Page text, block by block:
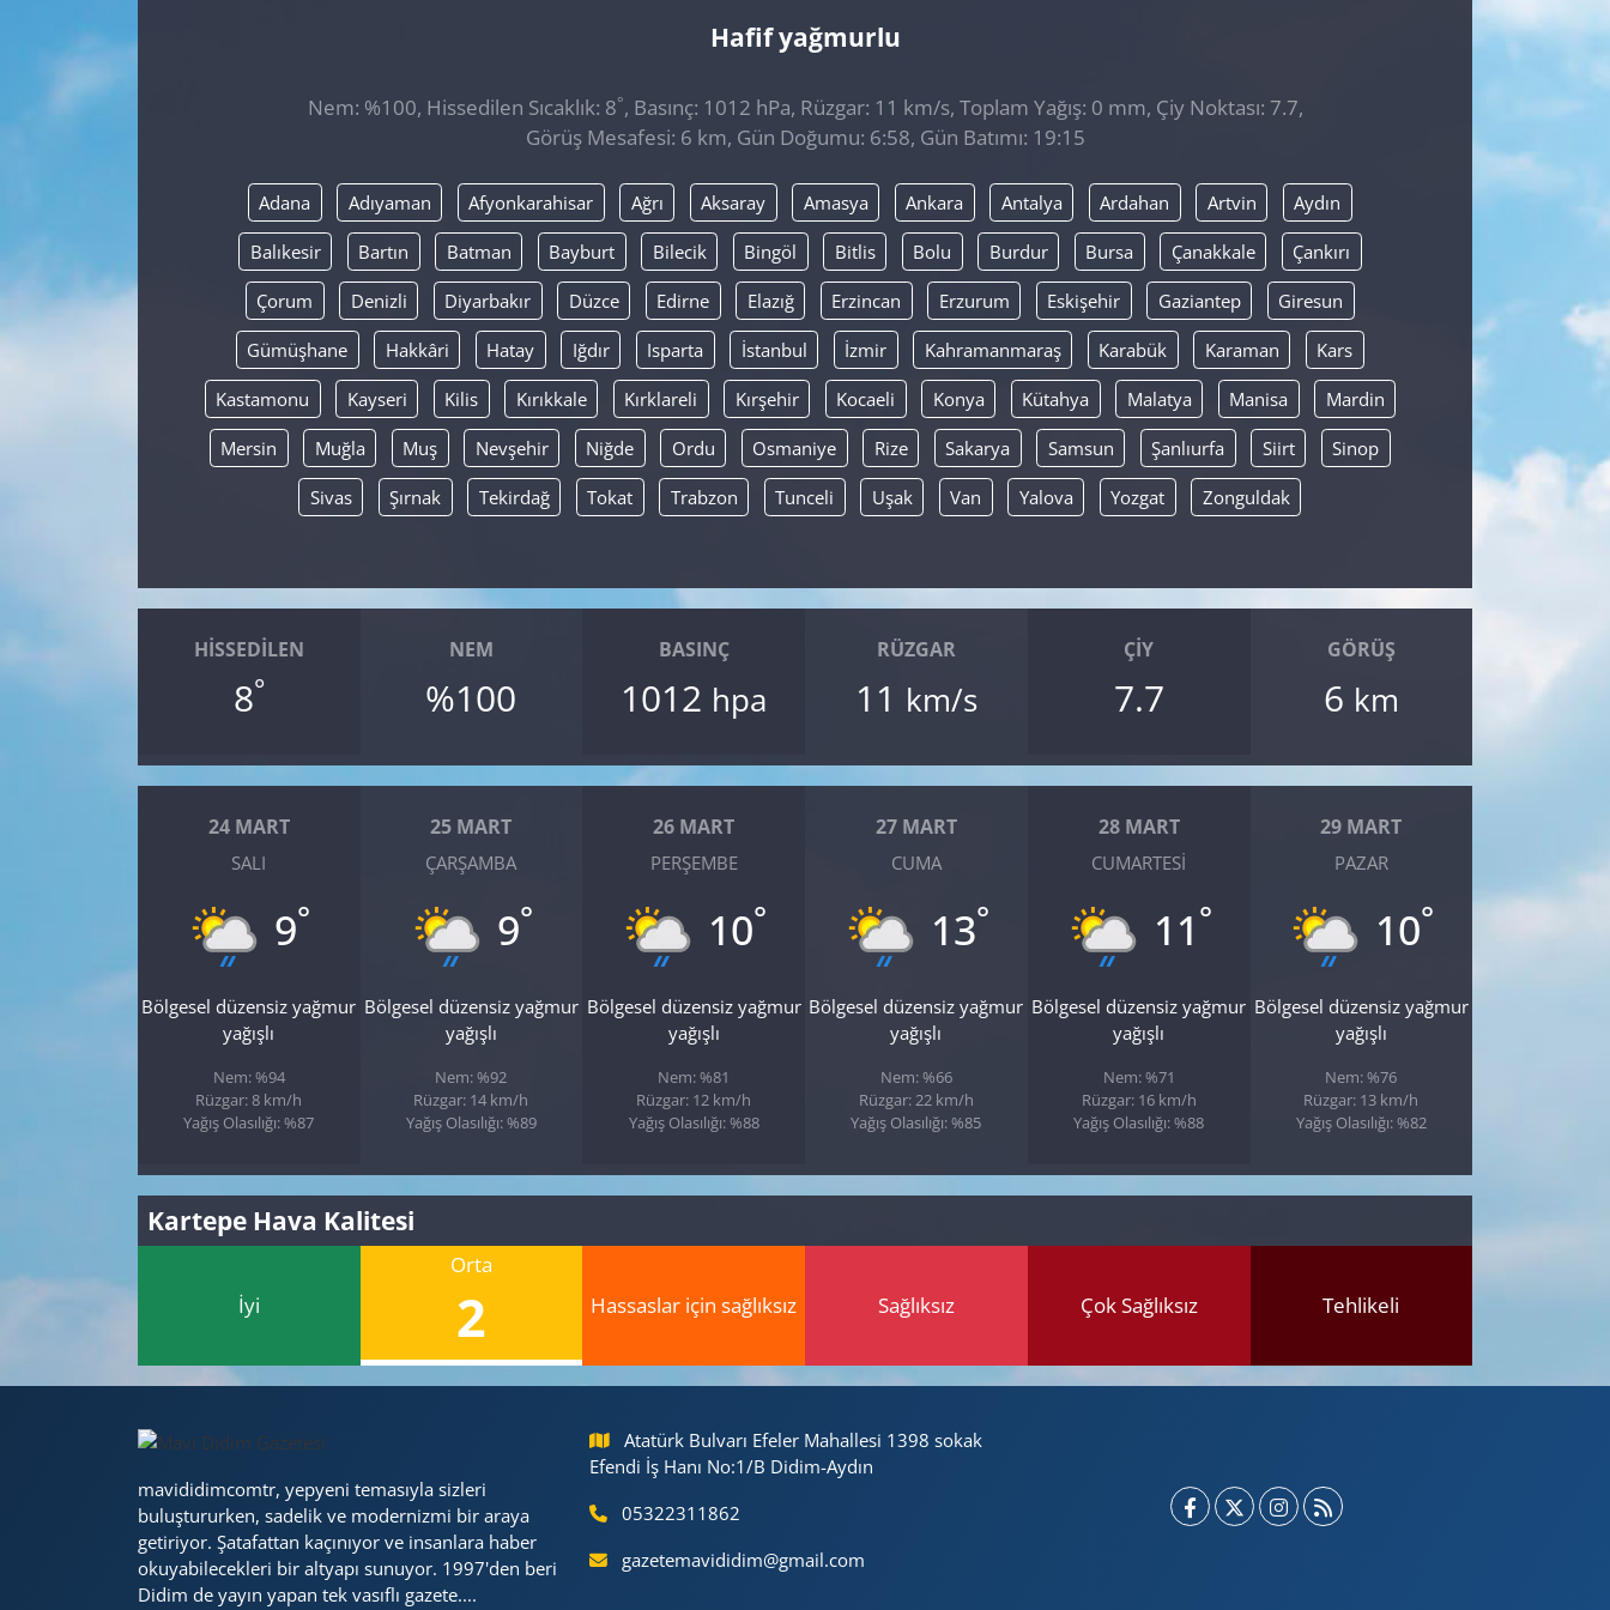
Hafif yağmurlu
Nem: %100, Hissedilen Sıcaklık: 8°, Basınç: 1012 hPa, Rüzgar: 11 km/s, Toplam Yağış: 0 mm, Çiy Noktası: 7.7,
Görüş Mesafesi: 6 km, Gün Doğumu: 6:58, Gün Batımı: 19:15
Adana Adıyaman Afyonkarahisar Ağrı Aksaray Amasya Ankara Antalya Ardahan Artvin Aydın
Balıkesir Bartın Batman Bayburt Bilecik Bingöl Bitlis Bolu Burdur Bursa Çanakkale Çankırı
Çorum Denizli Diyarbakır Düzce Edirne Elazığ Erzincan Erzurum Eskişehir Gaziantep Giresun
Gümüşhane Hakkâri Hatay Iğdır Isparta İstanbul İzmir Kahramanmaraş Karabük Karaman Kars
Kastamonu Kayseri Kilis Kırıkkale Kırklareli Kırşehir Kocaeli Konya Kütahya Malatya Manisa Mardin
Mersin Muğla Muş Nevşehir Niğde Ordu Osmaniye Rize Sakarya Samsun Şanlıurfa Siirt Sinop
Sivas Şırnak Tekirdağ Tokat Trabzon Tunceli Uşak Van Yalova Yozgat Zonguldak
HISSEDILEN
8°
NEM
%100
BASINÇ
1012 hpa
RÜZGAR
11 km/s
ÇIY
7.7
GÖRÜŞ
6 km
24 MART
SALI
9°
Bölgesel düzensiz yağmur
yağışlı
Nem: %94
Rüzgar: 8 km/h
Yağış Olasılığı: %87
25 MART
ÇARŞAMBA
9°
Bölgesel düzensiz yağmur
yağışlı
Nem: %92
Rüzgar: 14 km/h
Yağış Olasılığı: %89
26 MART
PERŞEMBE
10°
Bölgesel düzensiz yağmur
yağışlı
Nem: %81
Rüzgar: 12 km/h
Yağış Olasılığı: %88
27 MART
CUMA
13°
Bölgesel düzensiz yağmur
yağışlı
Nem: %66
Rüzgar: 22 km/h
Yağış Olasılığı: %85
28 MART
CUMARTESI
11 °
Bölgesel düzensiz yağmur
yağışlı
Nem: %71
Rüzgar: 16 km/h
Yağış Olasılığı: %88
29 MART
PAZAR
10°
Bölgesel düzensiz yağmur
yağışlı
Nem: %76
Rüzgar: 13 km/h
Yağış Olasılığı: %82
Kartepe Hava Kalitesi
İyi
Orta
2 Hassaslar için sağlıksız Sağlıksız Çok Sağlıksız Tehlikeli
mavididimcomtr, yepyeni temasıyla sizleri
buluştururken, sadelik ve modernizmi bir araya
getiriyor. Şatafattan kaçınıyor ve insanlara haber
okuyabilecekleri bir altyapı sunuyor. 1997'den beri
Didim de yayın yapan tek vasıflı gazete....
Atatürk Bulvarı Efeler Mahallesi 1398 sokak
Efendi İş Hanı No:1/B Didim-Aydın
05322311862
gazetemavididim@gmail.com
GÜNDEM
POLİTİKA